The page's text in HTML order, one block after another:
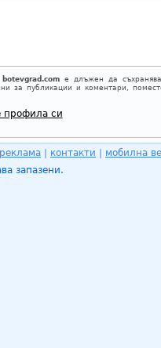
botevgrad.comе длъжен да
за публикации и коментари,
профила си
контакти
мобилна
запазени.